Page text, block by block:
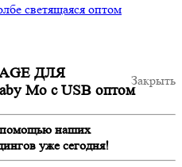
светящаяся оптом
Закрыть
ДЛЯ
Mo с USB оптом
помощью наших
уже сегодня!